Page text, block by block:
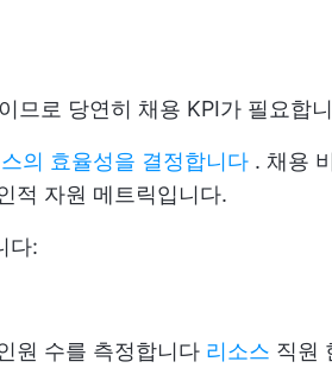
므로 당연히 채용 KPI가 필요합
의 효율성을 결정합니다 . 채용
적 자원 메트릭입니다.
다:
원 수를 측정합니다 리소스 직원